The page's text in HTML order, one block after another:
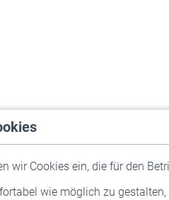
wir Cookies ein, die für den
wie möglich zu